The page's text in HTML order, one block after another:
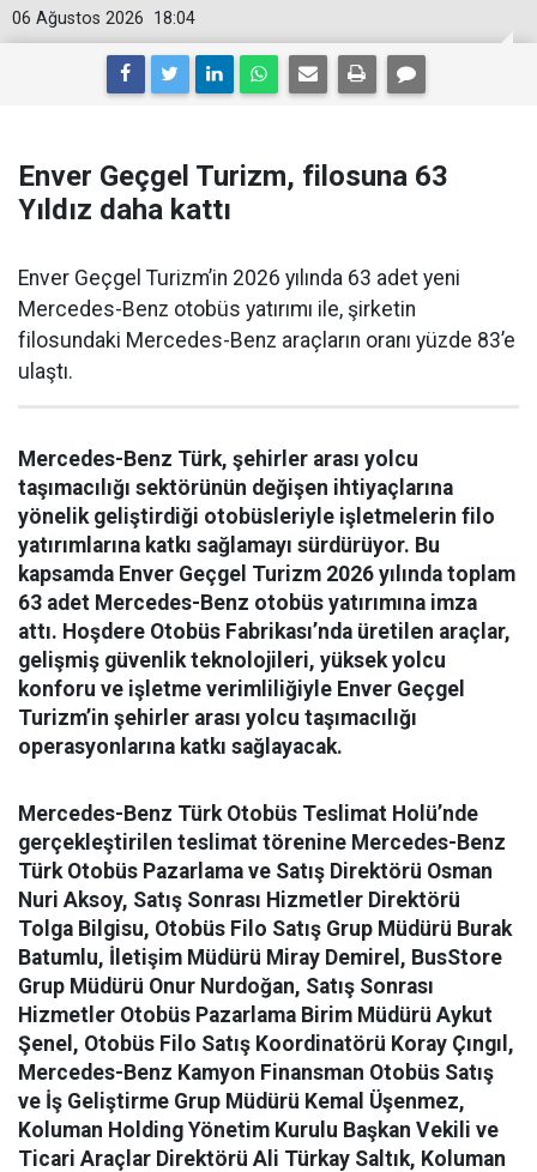
18:04
06 Ağustos 2026
Enver Geçgel Turizm, filosuna 63
Yıldız daha kattı
Enver Geçgel Turizm’in 2026 yılında 63 adet yeni
Mercedes-Benz otobüs yatırımı ile, şirketin
filosundaki Mercedes-Benz araçların oranı yüzde 83’e
ulaştı.
Mercedes-Benz Türk, şehirler arası yolcu
taşımacılığı sektörünün değişen ihtiyaçlarına
yönelik geliştirdiği otobüsleriyle işletmelerin filo
yatırımlarına katkı sağlamayı sürdürüyor. Bu
kapsamda Enver Geçgel Turizm 2026 yılında toplam
63 adet Mercedes-Benz otobüs yatırımına imza
attı. Hoşdere Otobüs Fabrikası’nda üretilen araçlar,
gelişmiş güvenlik teknolojileri, yüksek yolcu
konforu ve işletme verimliliğiyle Enver Geçgel
Turizm’in şehirler arası yolcu taşımacılığı
operasyonlarına katkı sağlayacak.
Mercedes-Benz Türk Otobüs Teslimat Holü’nde
gerçekleştirilen teslimat törenine Mercedes-Benz
Türk Otobüs Pazarlama ve Satış Direktörü Osman
Nuri Aksoy, Satış Sonrası Hizmetler Direktörü
Tolga Bilgisu, Otobüs Filo Satış Grup Müdürü Burak
Batumlu, İletişim Müdürü Miray Demirel, BusStore
Grup Müdürü Onur Nurdoğan, Satış Sonrası
Hizmetler Otobüs Pazarlama Birim Müdürü Aykut
Şenel, Otobüs Filo Satış Koordinatörü Koray Çıngıl,
Mercedes-Benz Kamyon Finansman Otobüs Satış
ve İş Geliştirme Grup Müdürü Kemal Üşenmez,
Koluman Holding Yönetim Kurulu Başkan Vekili ve
Ticari Araçlar Direktörü Ali Türkay Saltık, Koluman